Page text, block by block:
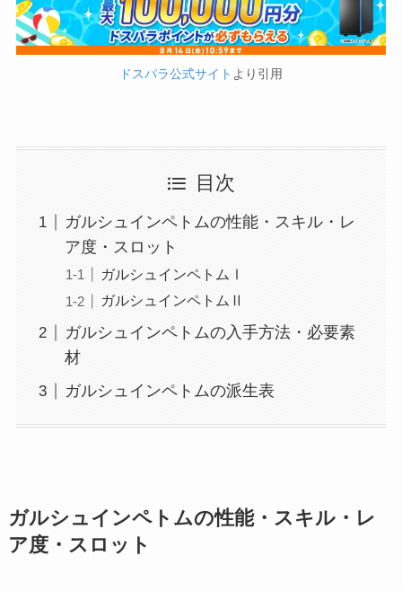
ドスパラ公式サイト より引用
目次
ガルシュインペトムの性能・スキル・レ
ア度・スロット
ガルシュインペトムⅠ
ガルシュインペトムⅡ
ガルシュインペトムの入手方法・必要素
材
ガルシュインペトムの派生表
ガルシュインペトムの性能・スキル・レ
ア度・スロット